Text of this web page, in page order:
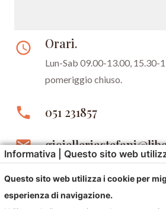
access_time Orari.
Lun-Sab 09.00-13.00, 15.30-
pomeriggio chiuso.
phone 051 231857
email
Informativa | Questo sito web
Questo sito web utilizza i cookie per
esperienza di navigazione.